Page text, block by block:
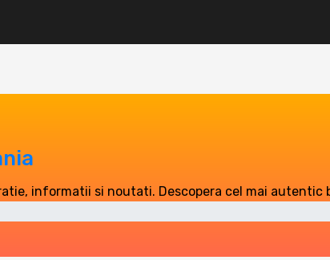
informatii si noutati. Descopera cel mai